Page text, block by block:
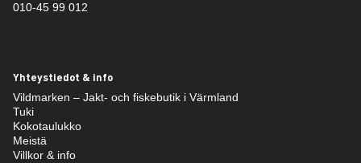
010-45 99 012
Yhteystiedot & info
Vildmarken – Jakt- och fiskebutik i Värmland
Tuki
Kokotaulukko
Meistä
Villkor & info